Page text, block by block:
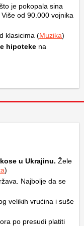
je pokopala sina
od 90.000 vojnika
klasicima (Muzika)
hipoteke na
u Ukrajinu. Žele
)
Najbolje da se
velikih vrućina i suše
po presudi platiti